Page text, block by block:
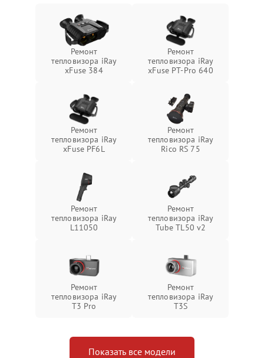
Ремонт
тепловизора iRay
xFuse 384
Ремонт
тепловизора iRay
xFuse PT-Pro 640
Ремонт
тепловизора iRay
xFuse PF6L
Ремонт
тепловизора iRay
Rico RS 75
Ремонт
тепловизора iRay
L11050
Ремонт
тепловизора iRay
Tube TL50 v2
Ремонт
тепловизора iRay
T3 Pro
Ремонт
тепловизора iRay
T3S
Показать все модели